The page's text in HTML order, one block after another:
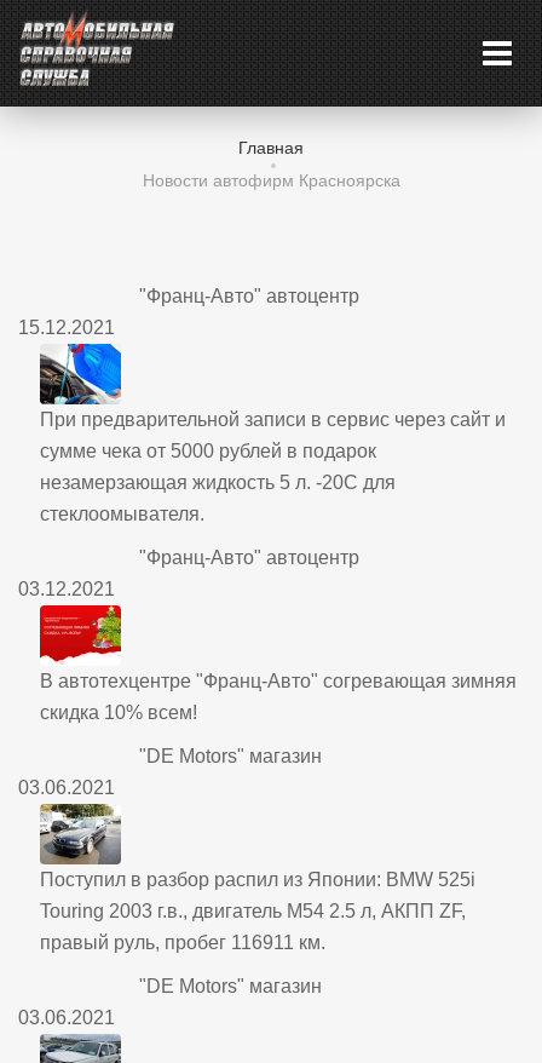
Главная
Новости автофирм Красноярска
"Франц-Авто" автоцентр
15.12.2021
При предварительной записи в сервис через сайт и
сумме чека от 5000 рублей в подарок
незамерзающая жидкость 5 л. -20С для
стеклоомывателя.
"Франц-Авто" автоцентр
03.12.2021
В автотехцентре "Франц-Авто" согревающая зимняя
скидка 10% всем!
"DE Motors" магазин
03.06.2021
Поступил в разбор распил из Японии: BMW 525i
Touring 2003 г.в., двигатель M54 2.5 л, АКПП ZF,
правый руль, пробег 116911 км.
"DE Motors" магазин
03.06.2021